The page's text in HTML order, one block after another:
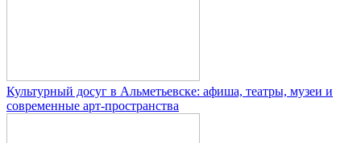
Культурный досуг в Альметьевске: афиша, театры, музеи и
современные арт-пространства